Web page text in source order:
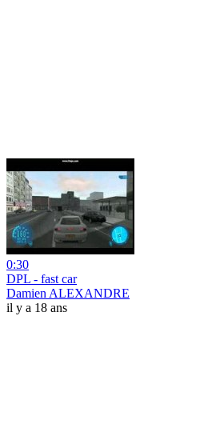
0:30
DPL - fast car
Damien ALEXANDRE
il y a 18 ans